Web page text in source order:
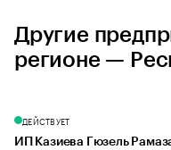
Другие
регионе —
ДЕЙСТВУЕТ
ИП Казиева Гюзель